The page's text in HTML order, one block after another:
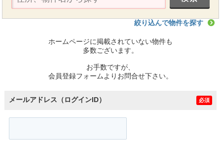
絞り込んで物件を探す
ホームページに掲載されていない物件も
多数ございます。
お手数ですが、
会員登録フォームよりお問合せ下さい。
メールアドレス（ログインID） 必須